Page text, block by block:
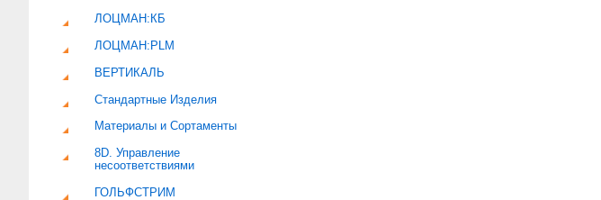
ЛОЦМАН:КБ
ЛОЦМАН:PLM
ВЕРТИКАЛЬ
Стандартные Изделия
Материалы и Сортаменты
8D. Управление
несоответствиями
ГОЛЬФСТРИМ